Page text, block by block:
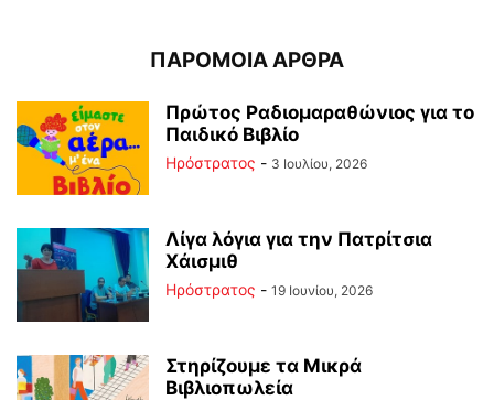
ΠΑΡΟΜΟΙΑ ΑΡΘΡΑ
Πρώτος Ραδιομαραθώνιος για το
Παιδικό Βιβλίο
Ηρόστρατος - 3 Ιουλίου, 2026
Λίγα λόγια για την Πατρίτσια
Χάισμιθ
Ηρόστρατος - 19 Ιουνίου, 2026
Στηρίζουμε τα Μικρά
Βιβλιοπωλεία